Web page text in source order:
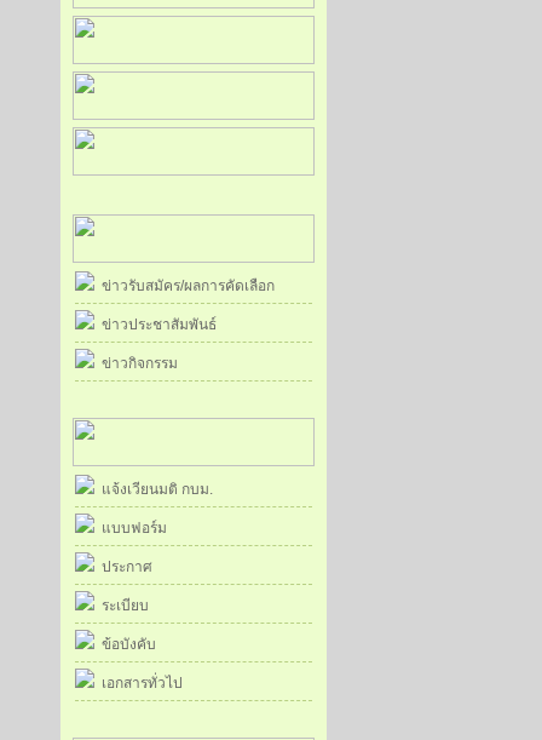
ข่าวรับสมัคร/ผลการคัดเลือก
ข่าวประชาสัมพันธ์
ข่าวกิจกรรม
แจ้งเวียนมติ กบม.
แบบฟอร์ม
ประกาศ
ระเบียบ
ข้อบังคับ
เอกสารทั่วไป